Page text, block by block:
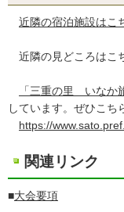
近隣の宿泊施設はこ
近隣の見どころはこ
「三重の里 いなか
しています。ぜひこち
https://
関連リンク
■大会要項